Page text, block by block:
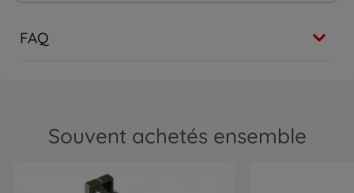
FAQ
Souvent achetés ensemble